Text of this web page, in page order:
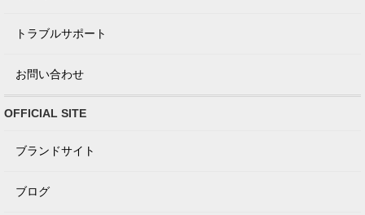
トラブルサポート
お問い合わせ
OFFICIAL SITE
ブランドサイト
ブログ